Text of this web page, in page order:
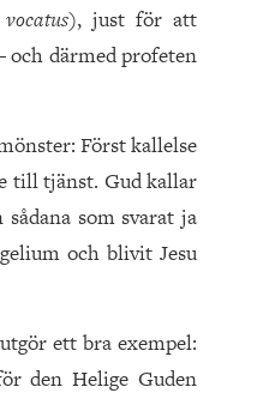
), just för att
och därmed profeten
Först kallelse
till tjänst. Gud kallar
som svarat ja
och blivit Jesu
ett bra exempel:
den Helige Guden